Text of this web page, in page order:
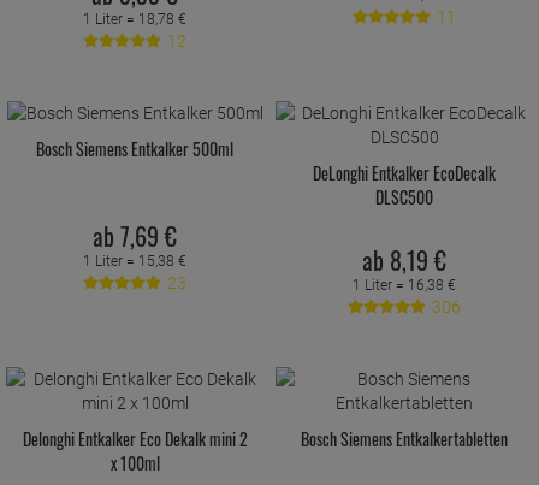
1 Liter = 18,78 €
12
11
Bosch Siemens Entkalker 500ml
ab 7,69 €
1 Liter = 15,38 €
23
DeLonghi Entkalker EcoDecalk
DLSC500
ab 8,19 €
1 Liter = 16,38 €
306
Delonghi Entkalker Eco Dekalk mini 2
x 100ml
Bosch Siemens Entkalkertabletten